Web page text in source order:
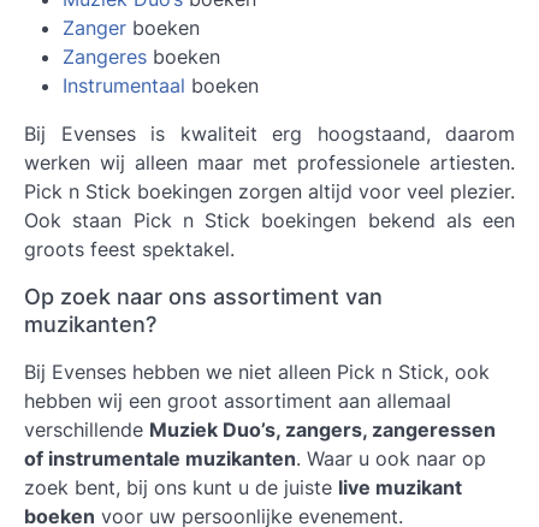
Zanger boeken
Zangeres boeken
Instrumentaal boeken
Bij Evenses is kwaliteit erg hoogstaand, daarom
werken wij alleen maar met professionele artiesten.
Pick n Stick boekingen zorgen altijd voor veel plezier.
Ook staan Pick n Stick boekingen bekend als een
groots feest spektakel.
Op zoek naar ons assortiment van
muzikanten?
Bij Evenses hebben we niet alleen Pick n Stick, ook
hebben wij een groot assortiment aan allemaal
verschillende Muziek Duo’s, zangers, zangeressen
of instrumentale muzikanten. Waar u ook naar op
zoek bent, bij ons kunt u de juiste live muzikant
boeken voor uw persoonlijke evenement.